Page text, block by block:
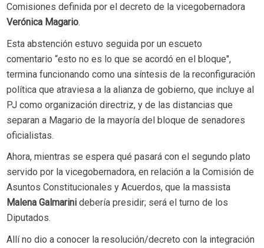
Comisiones definida por el decreto de la vicegobernadora
Verónica Magario.
Esta abstención estuvo seguida por un escueto
comentario “esto no es lo que se acordó en el bloque",
termina funcionando como una síntesis de la reconfiguración
política que atraviesa a la alianza de gobierno, que incluye al
PJ como organización directriz, y de las distancias que
separan a Magario de la mayoría del bloque de senadores
oficialistas.
Ahora, mientras se espera qué pasará con el segundo plato
servido por la vicegobernadora, en relación a la Comisión de
Asuntos Constitucionales y Acuerdos, que la massista
Malena Galmarini debería presidir; será el turno de los
Diputados.
Allí no dio a conocer la resolución/decreto con la integración